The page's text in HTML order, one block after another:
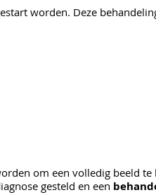
worden. Deze
om een volledig beeld
gesteld en een